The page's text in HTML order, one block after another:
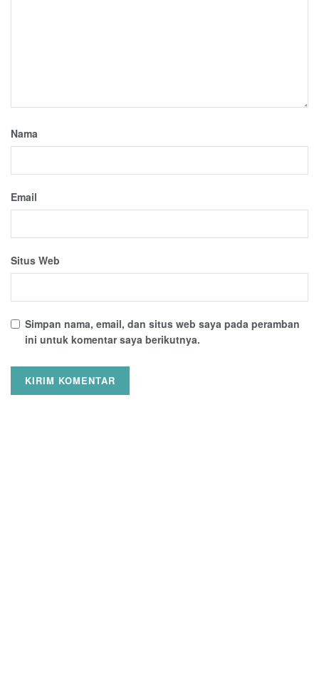
Nama
Email
Situs Web
Simpan nama, email, dan situs web saya pada peramban
ini untuk komentar saya berikutnya.